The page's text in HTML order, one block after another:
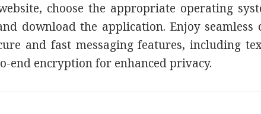
choose the appropriate operating
download the application. Enjoy seamless
and fast messaging features, including
end encryption for enhanced privacy.